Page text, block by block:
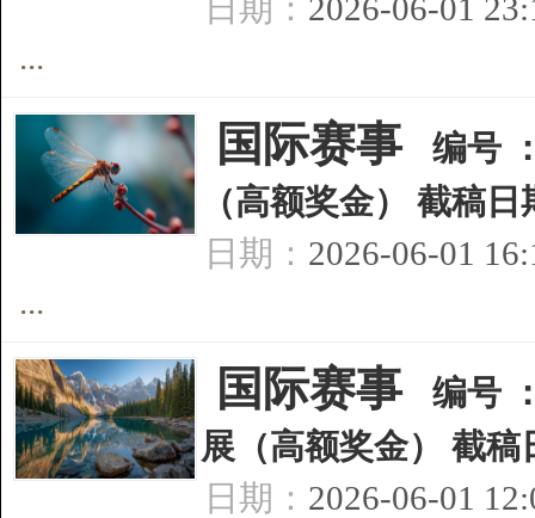
日期： 2026-06-01
...
国际赛事]
编号
（高额奖金） 截稿
日期： 2026-06-01
...
国际赛事]
编号
展（高额奖金） 截稿
日期： 2026-06-01